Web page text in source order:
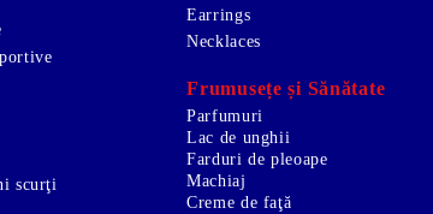
scurţi
Earrings
Necklaces
Frumusețe și Sănătate
Parfumuri
Lac de unghii
Farduri de pleoape
Machiaj
Creme de faţă